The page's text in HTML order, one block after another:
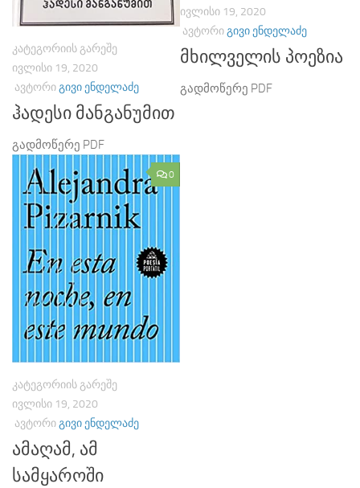
ᲙᲐᲢᲔᲒᲝᲠᲘᲘᲡ ᲒᲐᲠᲔᲨᲔ
ᲘᲕᲚᲘᲡᲘ 19, 2020
ᲐᲕᲢᲝᲠᲘᲒᲘᲕᲘ ᲔᲜᲓᲔᲚᲐᲫᲔ
ჰადესი მანგანუმით
გადმოწერე PDF
ᲘᲕᲚᲘᲡᲘ 19, 2020
ᲐᲕᲢᲝᲠᲘᲒᲘᲕᲘ ᲔᲜᲓᲔᲚᲐᲫᲔ
მხილველის პოეზია
გადმოწერე PDF
0
ᲙᲐᲢᲔᲒᲝᲠᲘᲘᲡ ᲒᲐᲠᲔᲨᲔ
ᲘᲕᲚᲘᲡᲘ 19, 2020
ᲐᲕᲢᲝᲠᲘᲒᲘᲕᲘ ᲔᲜᲓᲔᲚᲐᲫᲔ
ამაღამ, ამ
სამყაროში